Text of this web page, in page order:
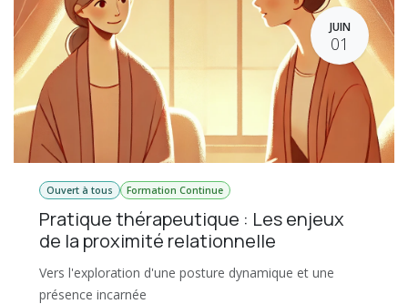
JUIN
01
Ouvert à tous Formation Continue
Pratique thérapeutique : Les enjeux
de la proximité relationnelle
Vers l'exploration d'une posture dynamique et une
présence incarnée